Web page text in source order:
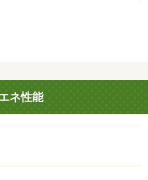
円／月/カギ交換代 22000円/
ネ性能